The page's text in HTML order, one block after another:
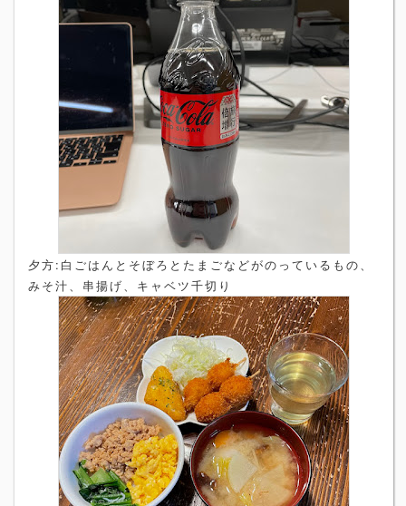
夕方:白ごはんとそぼろとたまごなどがのっているもの、
みそ汁、串揚げ、キャベツ千切り